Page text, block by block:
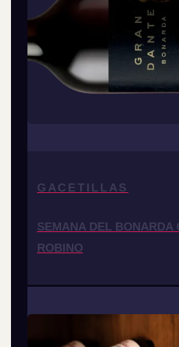
GACETILLAS
SEMANA DEL BONARDA
ROBINO